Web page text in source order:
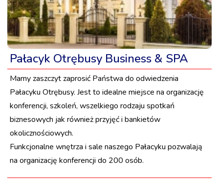
Pałacyk Otrębusy Business & SPA
Mamy zaszczyt zaprosić Państwa do odwiedzenia
Pałacyku Otrębusy. Jest to idealne miejsce na organizację
konferencji, szkoleń, wszelkiego rodzaju spotkań
biznesowych jak również przyjęć i bankietów
okolicznościowych.
Funkcjonalne wnętrza i sale naszego Pałacyku pozwalają
na organizację konferencji do 200 osób.